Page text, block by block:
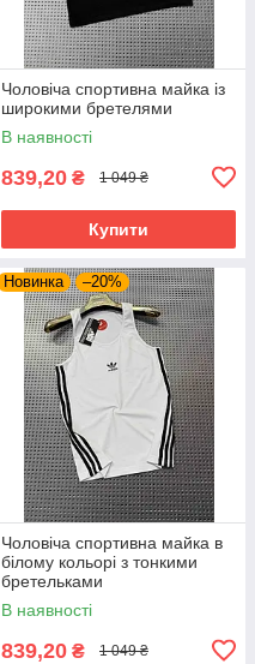
Чоловіча спортивна майка із
широкими бретелями
В наявності
839,20 ₴ 1 049 ₴
Купити
Новинка –20%
Чоловіча спортивна майка в
білому кольорі з тонкими
бретельками
В наявності
839,20 ₴ 1 049 ₴